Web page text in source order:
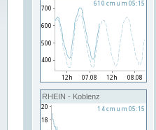
RHEIN - Koblenz